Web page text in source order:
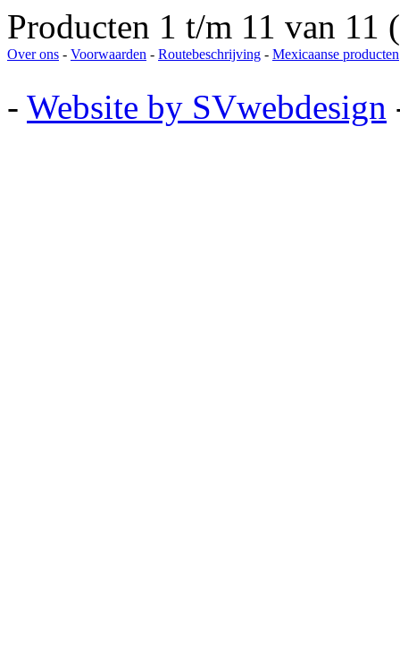
Producten 1 t/m 11 van 11
Over ons - Voorwaarden - Routebeschrijving - Mexicaanse producten
- Website by SVwebdesign